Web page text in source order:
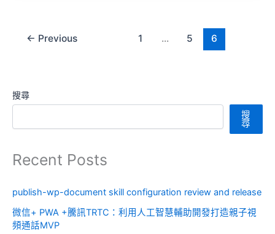
← Previous 1 ... 5 6
搜尋
搜
尋
Recent Posts
publish-wp-document skill configuration review and release
微信+ PWA +騰訊TRTC：利用人工智慧輔助開發打造親子視
頻通話MVP